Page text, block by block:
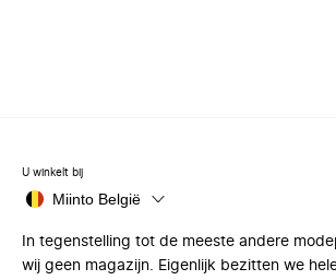
U winkelt bij
Miinto België
In tegenstelling tot de meeste andere
wij geen magazijn. Eigenlijk bezitten we